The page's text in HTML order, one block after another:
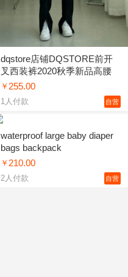
dqstore店铺DQSTORE前开
叉西装裤2020秋季新品高腰
直筒垂感街头拖
￥ 255.00
1人付款 自营
waterproof large baby diaper
bags backpack
￥ 210.00
2人付款 自营